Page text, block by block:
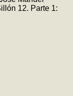
12. Parte 1: